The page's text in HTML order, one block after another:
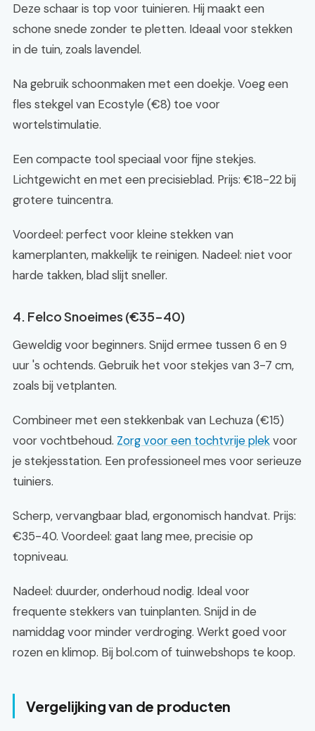
Deze schaar is top voor tuinieren. Hij maakt een
schone snede zonder te pletten. Ideaal voor stekken
in de tuin, zoals lavendel.
Na gebruik schoonmaken met een doekje. Voeg een
fles stekgel van Ecostyle (€8) toe voor
wortelstimulatie.
Een compacte tool speciaal voor fijne stekjes.
Lichtgewicht en met een precisieblad. Prijs: €18-22 bij
grotere tuincentra.
Voordeel: perfect voor kleine stekken van
kamerplanten, makkelijk te reinigen. Nadeel: niet voor
harde takken, blad slijt sneller.
4. Felco Snoeimes (€35-40)
Geweldig voor beginners. Snijd ermee tussen 6 en 9
uur 's ochtends. Gebruik het voor stekjes van 3-7 cm,
zoals bij vetplanten.
Combineer met een stekkenbak van Lechuza (€15)
voor vochtbehoud. Zorg voor een tochtvrije plekvoor
je stekjesstation. Een professioneel mes voor serieuze
tuiniers.
Scherp, vervangbaar blad, ergonomisch handvat. Prijs:
€35-40. Voordeel: gaat lang mee, precisie op
topniveau.
Nadeel: duurder, onderhoud nodig. Ideal voor
frequente stekkers van tuinplanten. Snijd in de
namiddag voor minder verdroging. Werkt goed voor
rozen en klimop. Bij bol.com of tuinwebshops te koop.
Vergelijking van de producten